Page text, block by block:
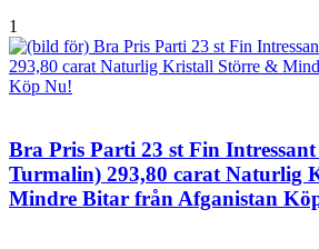
1
Bra Pris Parti 23 st Fin
Turmalin) 293,80 carat Naturlig
Mindre Bitar från Afganistan